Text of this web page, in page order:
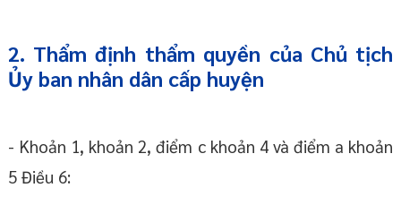
2. Thẩm định thẩm quyền của Chủ tịch
Ủy ban nhân dân cấp huyện
- Khoản 1, khoản 2, điểm c khoản 4 và điểm a khoản
5 Điều 6: